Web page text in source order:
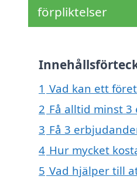
förpliktelser
1 Vad kan ett
2 Få alltid minst
3 Få 3
4 Hur mycket
5 Vad hjälper till